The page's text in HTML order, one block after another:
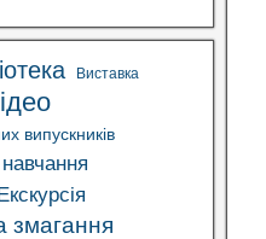
Виставка
випускників
змагання